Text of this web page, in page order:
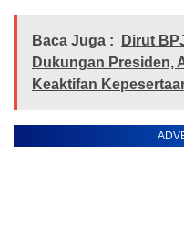
Baca Juga :
Dirut
Dukungan Presiden,
Keaktifan